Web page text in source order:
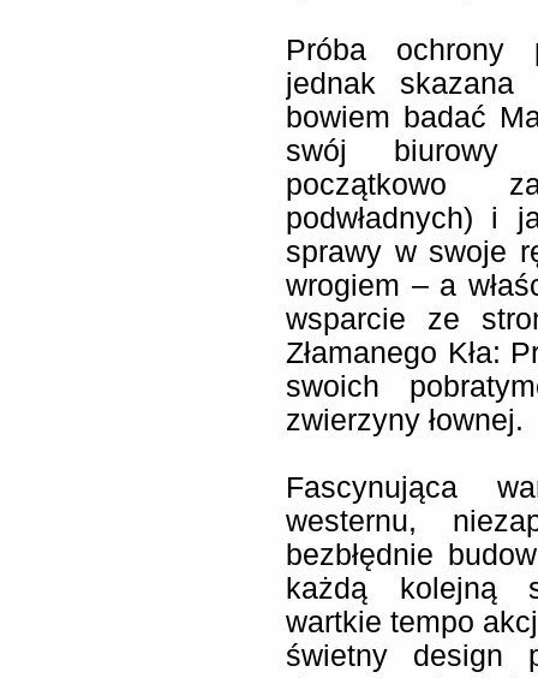
Próba ochrony
jednak skazana
bowiem badać
swój biurowy
początkowo
podwładnych) i
sprawy w swoje
wrogiem – a
wsparcie ze
Złamanego Kła:
swoich
zwierzyny łownej.
Fascynująca
westernu,
bezbłędnie
każdą kolejną
wartkie tempo
świetny design